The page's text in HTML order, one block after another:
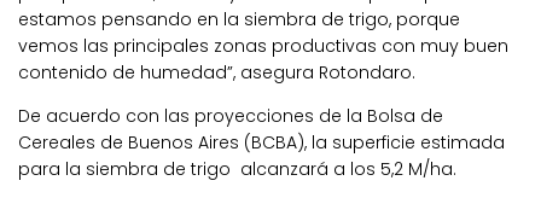
estamos pensando en la siembra de trigo, porque
vemos las principales zonas productivas con muy buen
contenido de humedad”, asegura Rotondaro.
De acuerdo con las proyecciones de la Bolsa de
Cereales de Buenos Aires (BCBA), la superficie estimada
para la siembra de trigo alcanzará a los 5,2 M/ha.